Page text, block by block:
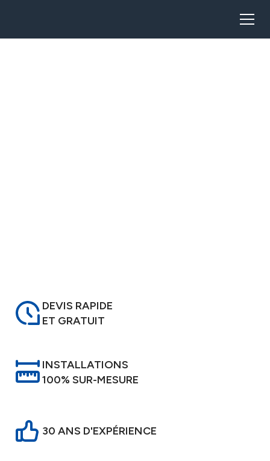
DEVIS RAPIDE
ET GRATUIT
INSTALLATIONS
100% SUR-MESURE
30 ANS D'EXPÉRIENCE